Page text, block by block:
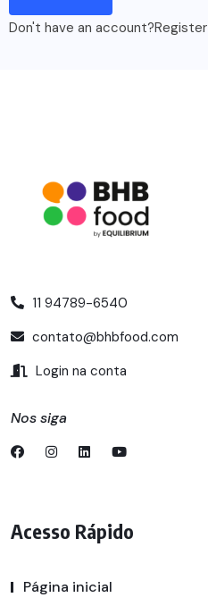
Don't have an account?Register
11 94789-6540
contato@bhbfood.com
Login na conta
Nos siga
Acesso Rápido
Página inicial